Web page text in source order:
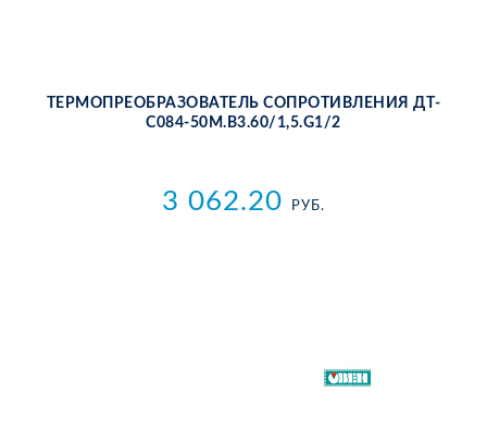
ТЕР­МО­ПРЕ­ОБ­РА­ЗО­ВА­ТЕЛЬ СО­ПРО­ТИВ­ЛЕ­НИЯ ДТ­
С084-50М.В3.60/1,5.G1/2
3 062.20 РУБ.